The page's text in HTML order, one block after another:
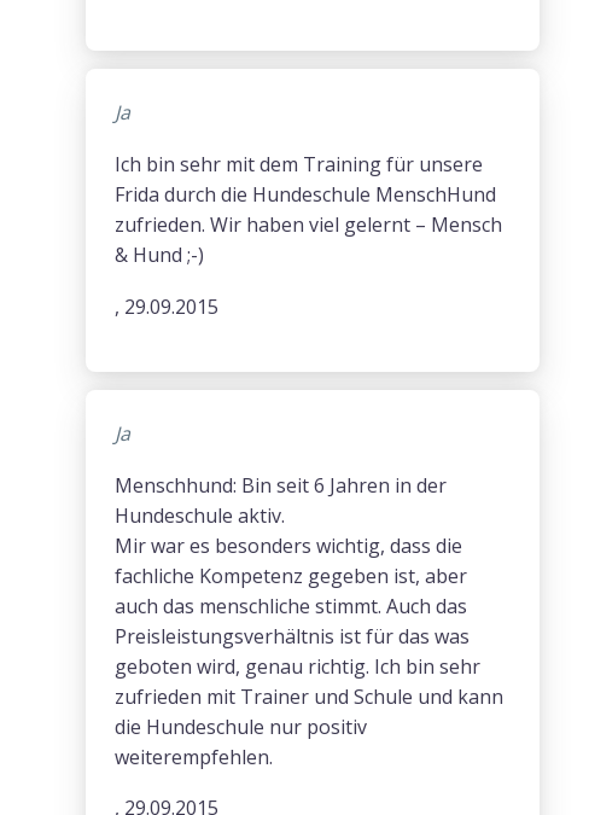
Ja
Ich bin sehr mit dem Training für unsere
Frida durch die Hundeschule MenschHund
zufrieden. Wir haben viel gelernt – Mensch
& Hund ;-)
, 29.09.2015
Ja
Menschhund: Bin seit 6 Jahren in der
Hundeschule aktiv.
Mir war es besonders wichtig, dass die
fachliche Kompetenz gegeben ist, aber
auch das menschliche stimmt. Auch das
Preisleistungsverhältnis ist für das was
geboten wird, genau richtig. Ich bin sehr
zufrieden mit Trainer und Schule und kann
die Hundeschule nur positiv
weiterempfehlen.
, 29.09.2015